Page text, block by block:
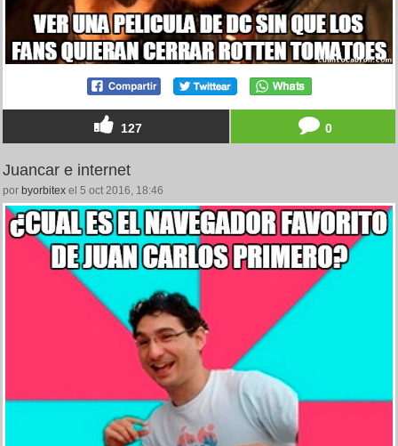
127 0
Juancar e internet
por byorbitex el 5 oct 2016, 18:46